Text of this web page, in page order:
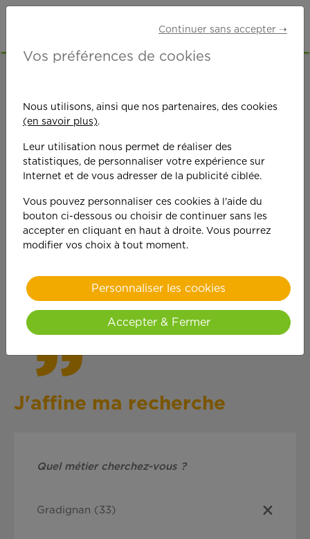
On est toujours plus
performant
quand on y met du
cœur !
J'affine ma recherche
Continuer sans accepter ➝
Vos préférences de cookies
Nous utilisons, ainsi que nos partenaires, des cookies
(en savoir plus).
Leur utilisation nous permet de réaliser des
statistiques, de personnaliser votre expérience sur
Internet et de vous adresser de la publicité ciblée.
Vous pouvez personnaliser ces cookies à l'aide du
bouton ci-dessous ou choisir de continuer sans les
accepter en cliquant en haut à droite. Vous pourrez
modifier vos choix à tout moment.
Personnaliser les cookies
Accepter & Fermer